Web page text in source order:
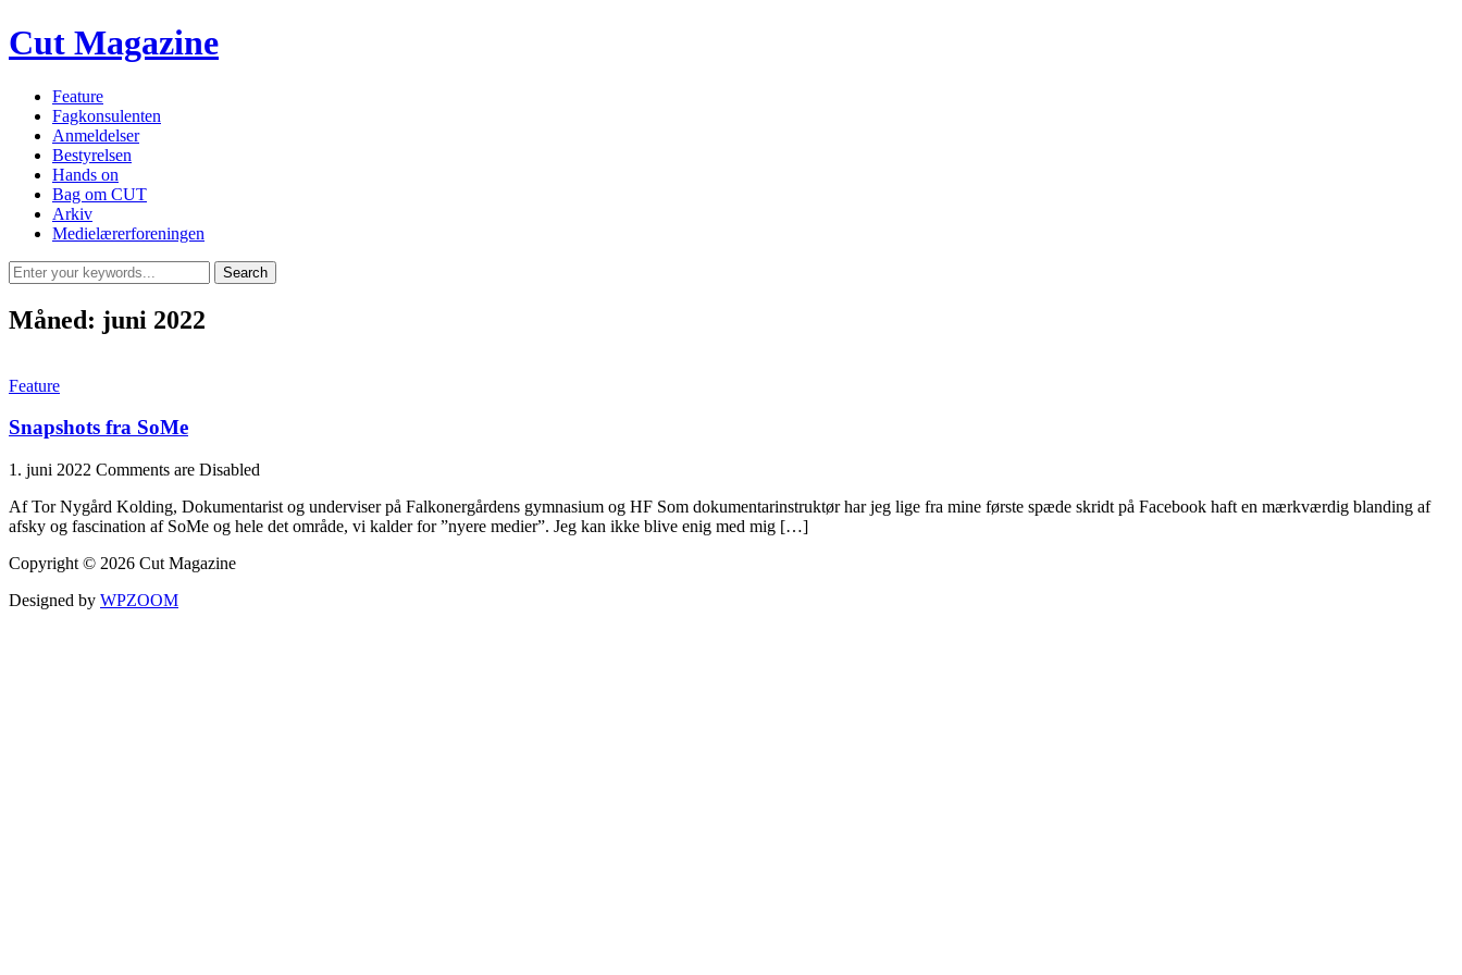
Cut Magazine
Feature
Fagkonsulenten
Anmeldelser
Bestyrelsen
Hands on
Bag om CUT
Arkiv
Medielærerforeningen
Måned: juni 2022
Feature
Snapshots fra SoMe
1. juni 2022 Comments are Disabled
Af Tor Nygård Kolding, Dokumentarist og underviser på Falkonergårdens gymnasium og HF Som dokumentarinstruktør har jeg lige fra mine første spæde skridt på Facebook haft en mærkværdig blanding af
afsky og fascination af SoMe og hele det område, vi kalder for ”nyere medier”. Jeg kan ikke blive enig med mig […]
Copyright © 2026 Cut Magazine
Designed by WPZOOM